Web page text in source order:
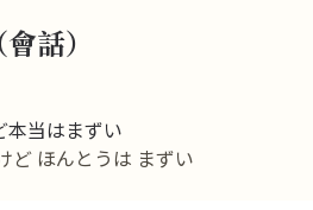
話）
本当はまずい
ど ほんとうは まずい